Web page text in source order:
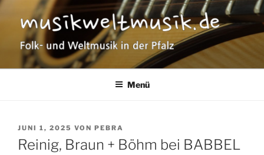
Zum
Inhalt
springen
MUSIKWELTMUSIK
Folk- und Weltmusik in der Pfalz
Menü
VERÖFFENTLICHT
AM
JUNI 1, 2025 VON PEBRA
Reinig, Braun + Böhm bei BABBEL